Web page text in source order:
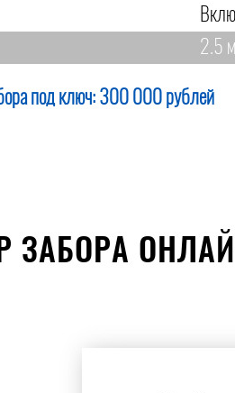
2.5
под ключ: 300 000 рублей
ЗАБОРА